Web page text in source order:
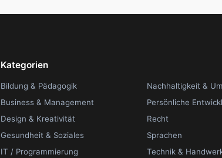
Kategorien
Bildung & Pädagogik
Business & Management
Design & Kreativität
Gesundheit & Soziales
IT / Programmierung
Nachhaltigkeit &
Persönliche
Recht
Sprachen
Technik &